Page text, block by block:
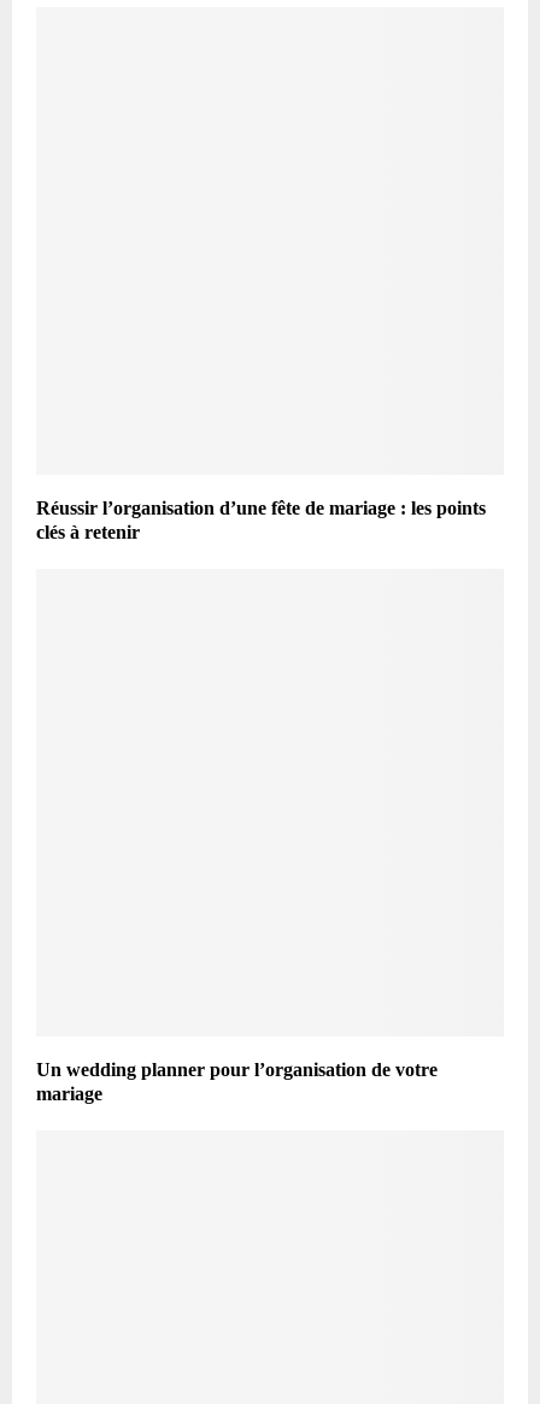
Réussir l’organisation d’une fête de mariage : les points
clés à retenir
Un wedding planner pour l’organisation de votre
mariage